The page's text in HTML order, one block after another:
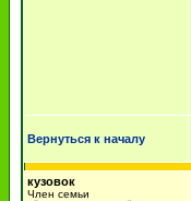
Вернуться к началу
кузовок
Член семьи